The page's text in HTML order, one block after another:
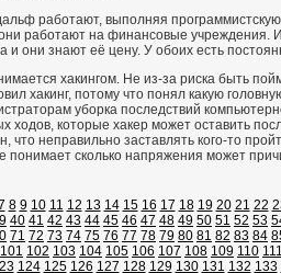
работают, выполняя
они работают на финансовые учреждения.
и они знают её цену. У обоих есть
хакингом. Не из-за риска быть
хакинг, потому что понял какую
уборка последствий
ходов, которые хакер может оставить
что неправильно заставлять кого-то
понимает сколько напряжения может
8 9 10 11 12 13 14 15 16 17 18 19 20 21 22
40 41 42 43 44 45 46 47 48 49 50 51 52 53
71 72 73 74 75 76 77 78 79 80 81 82 83 84
101 102 103 104 105 106 107 108 109 110
124 125 126 127 128 129 130 131 132 133